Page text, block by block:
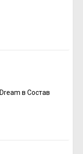
Dream в Состав